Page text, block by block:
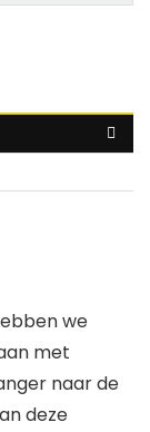
we
met
naar de
deze